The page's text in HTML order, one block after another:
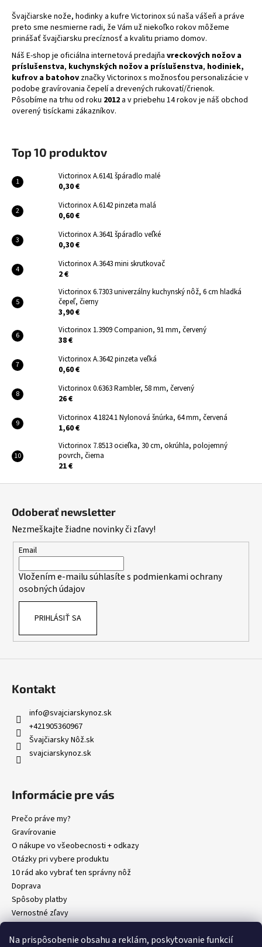
Na prispôsobenie obsahu a reklám, poskytovanie funkcií
Švajčiarske nože, hodinky a kufre Victorinox sú naša vášeň a práve
preto sme nesmierne radi, že Vám už niekoľko rokov môžeme
prinášať švajčiarsku precíznosť a kvalitu priamo domov.
Náš E-shop je oficiálna internetová predajňa vreckových nožov a
príslušenstva, kuchynských nožov a príslušenstva, hodiniek,
kufrov a batohov značky Victorinox s možnosťou personalizácie v
podobe gravírovania čepelí a drevených rukovatí/črienok.
Pôsobíme na trhu od roku 2012 a v priebehu 14 rokov je náš obchod
overený tisíckami zákazníkov.
Top 10 produktov
Victorinox A.6141 špáradlo malé
0,30 €
Victorinox A.6142 pinzeta malá
0,60 €
Victorinox A.3641 špáradlo veľké
0,30 €
Victorinox A.3643 mini skrutkovač
2 €
Victorinox 6.7303 univerzálny kuchynský nôž, 6 cm hladká
čepeľ, čierny
3,90 €
Victorinox 1.3909 Companion, 91 mm, červený
38 €
Victorinox A.3642 pinzeta veľká
0,60 €
Victorinox 0.6363 Rambler, 58 mm, červený
26 €
Victorinox 4.1824.1 Nylonová šnúrka, 64 mm, červená
1,60 €
Victorinox 7.8513 ocieľka, 30 cm, okrúhla, polojemný
povrch, čierna
21 €
Odoberať newsletter
Nezmeškajte žiadne novinky či zľavy!
Email
Vložením e-mailu súhlasíte s podmienkami ochrany
osobných údajov
PRIHLÁSIŤ SA
Kontakt
info@svajciarskynoz.sk
+421905360967
Švajčiarsky Nôž.sk
svajciarskynoz.sk
Informácie pre vás
Prečo práve my?
Gravírovanie
O nákupe vo všeobecnosti + odkazy
Otázky pri vybere produktu
10 rád ako vybrať ten správny nôž
Doprava
Spôsoby platby
Vernostné zľavy
Obchodné podmienky